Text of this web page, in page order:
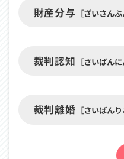
財産分与 ［ざいさんぶ
裁判認知 ［さいばんに
裁判離婚 ［さいばんり